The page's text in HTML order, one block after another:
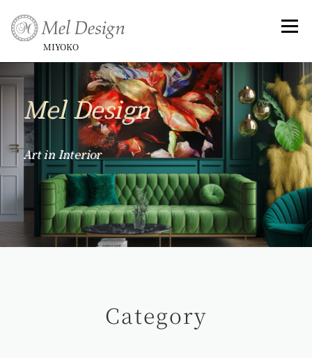
ン
ツ
ッ
プ
MIYOKO
メニ
Art （Rose Series) Art -和- Small Framed Art
Topics _ Exhibitions & Publish, Awards
Commentary Profile &History
Artist Statement & Biography , Interview
Mel Design
Art in Interior
Category